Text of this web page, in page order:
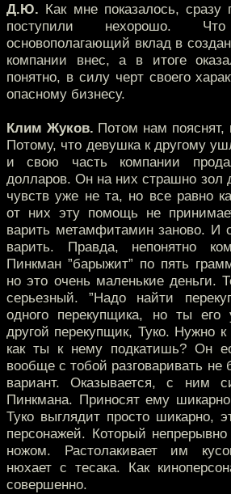
Д.Ю. Как мне показалось,
поступили нехорошо.
основополагающий вклад в
компании внес, а в итоге
понятно, в силу черт своего
опасному бизнесу.
Клим Жуков. Потом нам пояснят,
Потому, что девушка к другому
и свою часть компании
долларов. Он на них страшно зол
чувств уже не та, но все равно
от них эту помощь не
варить метамфитамин заново. И
варить. Правда, непонятно
Пинкман ”барыжит” по пять
но это очень маленькие деньги.
серьезный. ”Надо найти
одного перекупщика, но ты его
другой перекупщик, Туко. Нужно
как ты к нему подкатишь? Он
вообще с тобой разговаривать не
вариант. Оказывается, с ним
Пинкмана. Приносят ему
Туко выглядит просто шикарно,
персонажей. Который
ножом. Растолакивает им
нюхает с тесака. Как
совершенно.